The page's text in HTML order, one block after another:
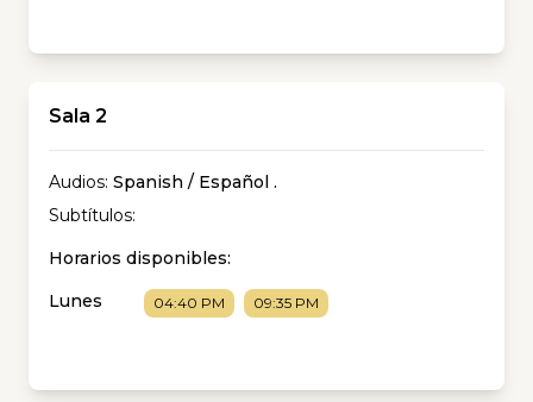
Sala 2
Audios: Spanish / Español .
Subtítulos:
Horarios disponibles:
Lunes
04:40 PM 09:35 PM